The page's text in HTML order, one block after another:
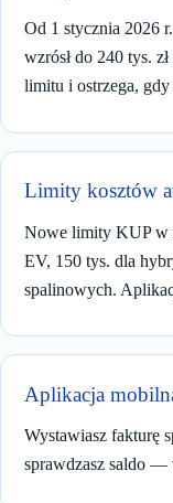
Od 1 stycznia 2026
wzrósł do 240 tys.
limitu i ostrzega,
Limity kosztów
Nowe limity KUP w
EV, 150 tys. dla
spalinowych.
Aplikacja
Wystawiasz fakturę
sprawdzasz saldo —